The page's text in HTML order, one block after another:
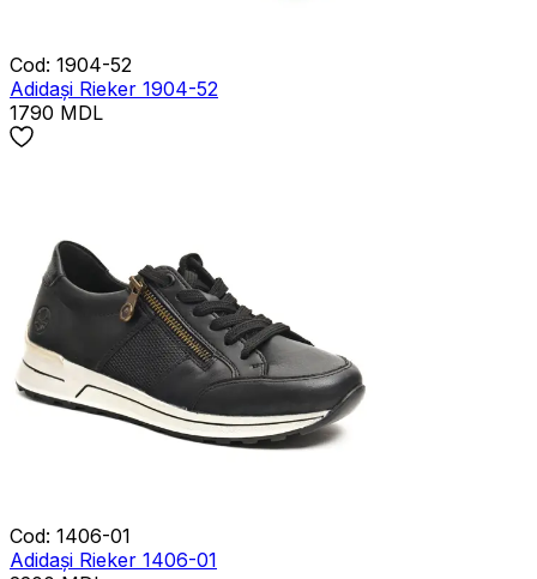
Cod: 1904-52
Adidași Rieker 1904-52
1790 MDL
Cod: 1406-01
Adidași Rieker 1406-01